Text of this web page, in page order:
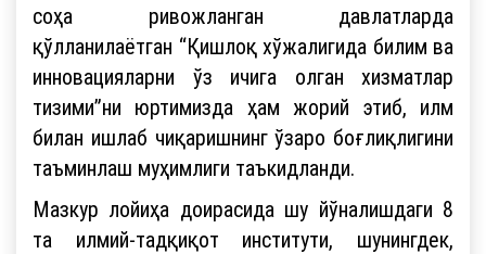
соҳа ривожланган давлатларда
қўлланилаётган “Қишлоқ хўжалигида билим ва
инновацияларни ўз ичига олган хизматлар
тизими”ни юртимизда ҳам жорий этиб, илм
билан ишлаб чиқаришнинг ўзаро боғлиқлигини
таъминлаш муҳимлиги таъкидланди.
Мазкур лойиҳа доирасида шу йўналишдаги 8
та илмий-тадқиқот институти, шунингдек,